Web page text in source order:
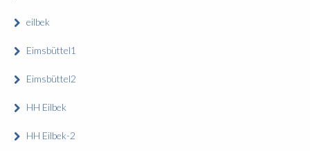
eilbek
Eimsbüttel1
Eimsbüttel2
HH Eilbek
HH Eilbek-2